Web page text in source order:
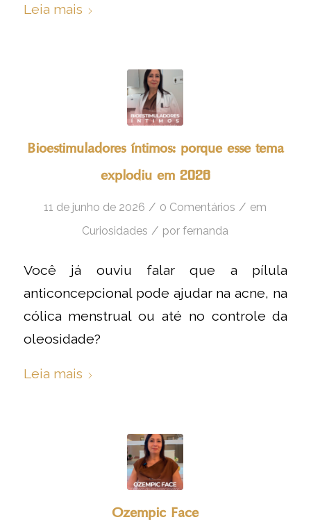
Leia mais
Bioestimuladores íntimos: porque esse tema
explodiu em 2026
11 de junho de 2026 / 0 Comentários / em
Curiosidades / porfernanda
Você já ouviu falar que a pílula
anticoncepcional pode ajudar na acne, na
cólica menstrual ou até no controle da
oleosidade?
Leia mais
Ozempic Face